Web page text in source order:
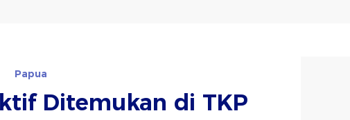
Papua
Ditemukan di TKP